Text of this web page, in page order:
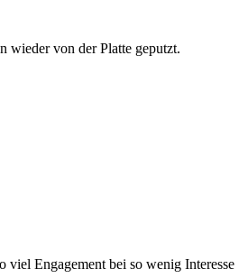
wieder von der Platte geputzt.
Engagement bei so wenig Interesse